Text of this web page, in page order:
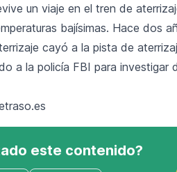
un viaje en el tren de
bajísimas. Hace dos
cayó a la pista de
a la policía FBI para investigar
este contenido?